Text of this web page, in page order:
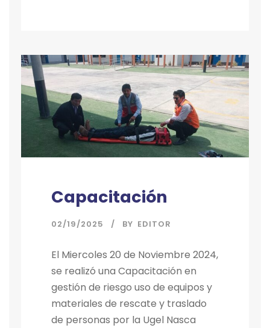
Capacitación
02/19/2025 BY EDITOR
El Miercoles 20 de Noviembre 2024,
se realizó una Capacitación en
gestión de riesgo uso de equipos y
materiales de rescate y traslado
de personas por la Ugel Nasca